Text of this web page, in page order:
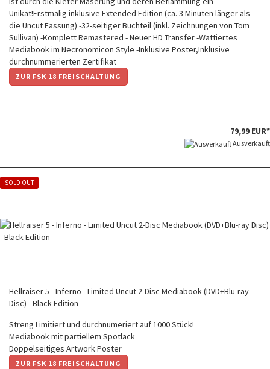
Unikat!Erstmalig inklusive Extended Edition (ca. 3 Minuten länger als
die Uncut Fassung) -32-seitiger Buchteil (inkl. Zeichnungen von Tom
Sullivan) -Komplett Remastered - Neuer HD Transfer -Wattiertes
Mediabook im Necronomicon Style -Inklusive Poster,Inklusive
durchnummerierten Zertifikat
ZUR FSK 18 FREISCHALTUNG
79,99 EUR*
Ausverkauft
SOLD OUT
Hellraiser 5 - Inferno - Limited Uncut 2-Disc Mediabook (DVD+Blu-ray
Disc) - Black Edition
Streng Limitiert und durchnumeriert auf 1000 Stück!
Mediabook mit partiellem Spotlack
Doppelseitiges Artwork Poster
ZUR FSK 18 FREISCHALTUNG